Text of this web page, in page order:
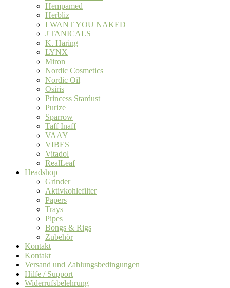
Hempamed
Herbliz
I WANT YOU NAKED
J'TANICALS
K. Haring
LYNX
Miron
Nordic Cosmetics
Nordic Oil
Osiris
Princess Stardust
Purize
Sparrow
Taff Inaff
VAAY
VIBES
Vitadol
RealLeaf
Headshop
Grinder
Aktivkohlefilter
Papers
Trays
Pipes
Bongs & Rigs
Zubehör
Kontakt
Kontakt
Versand und Zahlungsbedingungen
Hilfe / Support
Widerrufsbelehrung